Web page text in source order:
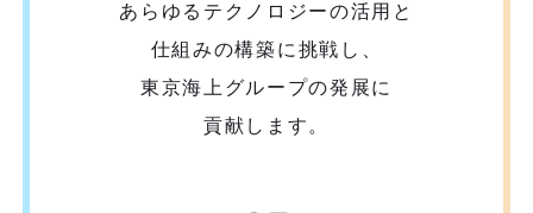
あらゆるテクノロジーの活用と
仕組みの構築に挑戦し、
東京海上グループの発展に
貢献します。